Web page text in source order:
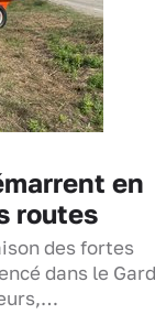
en
routes
des fortes
dans le